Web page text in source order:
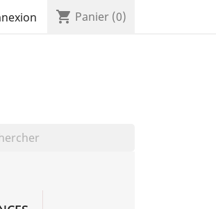
shopping_cart Panier (0)